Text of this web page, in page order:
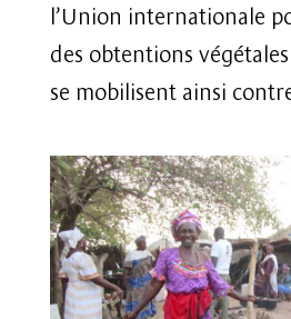
l’Union internationale
des obtentions
se mobilisent ainsi